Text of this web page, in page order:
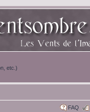
etc.)
FAQ